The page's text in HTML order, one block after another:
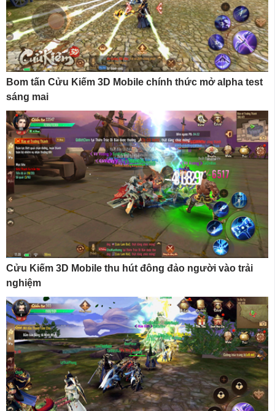
Bom tấn Cửu Kiếm 3D Mobile chính thức mở alpha test
sáng mai
Cửu Kiếm 3D Mobile thu hút đông đảo người vào trải
nghiệm